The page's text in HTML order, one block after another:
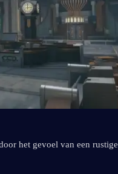
het gevoel van een rustige